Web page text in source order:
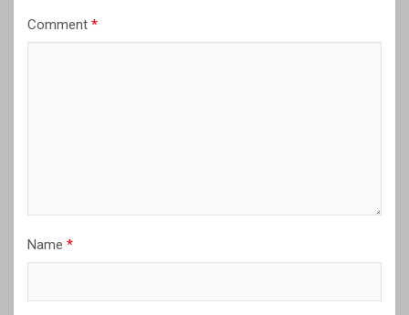
Comment *
Name *